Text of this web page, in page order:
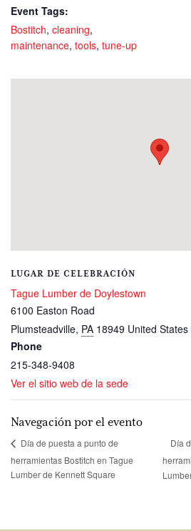
Event Tags:
Bostitch, cleaning,
maintenance, tools, tune-up
LUGAR DE CELEBRACIÓN
Tague Lumber de Doylestown
6100 Easton Road
Plumsteadville, PA 18949 United States
Phone
215-348-9408
Ver el sitio web de la sede
Navegación por el evento
Día de puesta a punto de
herramientas Bostitch en Tague
Lumber de Kennett Square
Día